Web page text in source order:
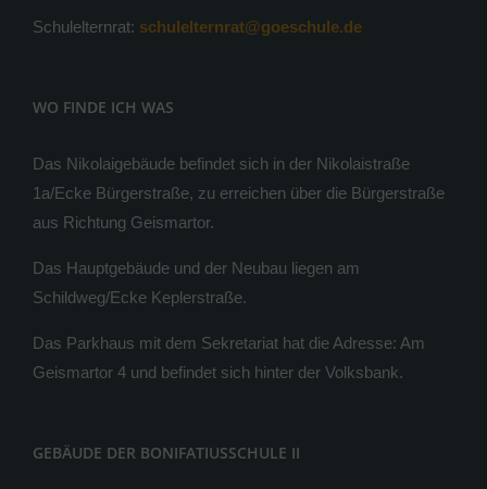
Schulelternrat: schulelternrat@goeschule.de
WO FINDE ICH WAS
Das Nikolaigebäude befindet sich in der Nikolaistraße
1a/Ecke Bürgerstraße, zu erreichen über die Bürgerstraße
aus Richtung Geismartor.
Das Hauptgebäude und der Neubau liegen am
Schildweg/Ecke Keplerstraße.
Das Parkhaus mit dem Sekretariat hat die Adresse: Am
Geismartor 4 und befindet sich hinter der Volksbank.
GEBÄUDE DER BONIFATIUSSCHULE II